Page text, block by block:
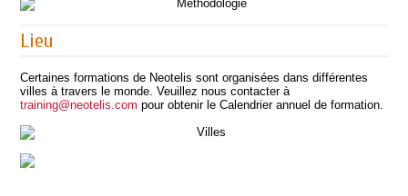
Lieu
Certaines formations de Neotelis sont organisées dans différentes
villes à travers le monde. Veuillez nous contacter à
training@neotelis.com pour obtenir le Calendrier annuel de formation.